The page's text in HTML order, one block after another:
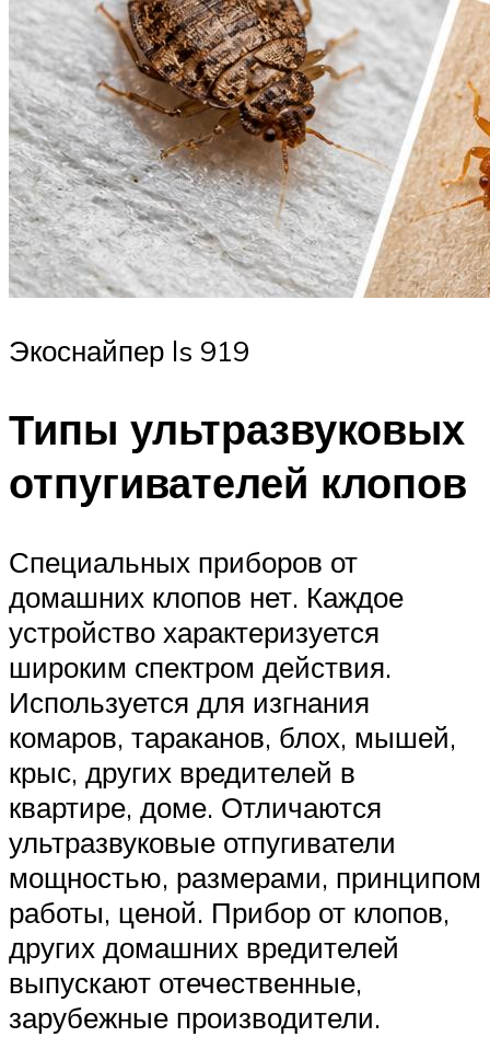
Экоснайпер ls 919
Типы ультразвуковых
отпугивателей клопов
Специальных приборов от
домашних клопов нет. Каждое
устройство характеризуется
широким спектром действия.
Используется для изгнания
комаров, тараканов, блох, мышей,
крыс, других вредителей в
квартире, доме. Отличаются
ультразвуковые отпугиватели
мощностью, размерами, принципом
работы, ценой. Прибор от клопов,
других домашних вредителей
выпускают отечественные,
зарубежные производители.